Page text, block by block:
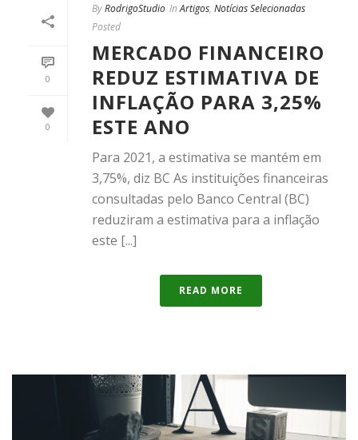
0
0
ByRodrigoStudio In Artigos, Notícias Selecionadas
Posted
MERCADO FINANCEIRO
REDUZ ESTIMATIVA DE
INFLAÇÃO PARA 3,25%
ESTE ANO
Para 2021, a estimativa se mantém em
3,75%, diz BC As instituições financeiras
consultadas pelo Banco Central (BC)
reduziram a estimativa para a inflação
este [...]
READ MORE